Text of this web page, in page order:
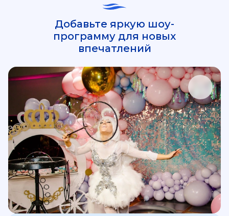
Добавьте яркую шоу-
программу для новых
впечатлений